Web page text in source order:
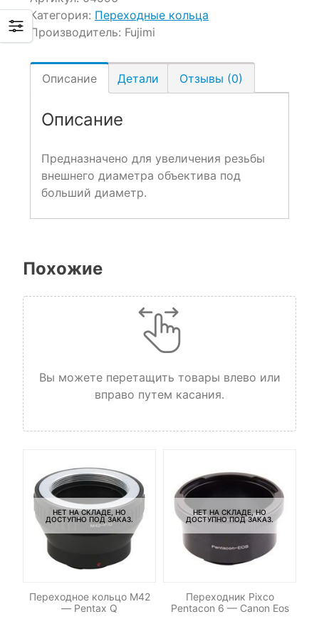
Категория: Переходные кольца
Производитель: Fujimi
Описание Детали Отзывы (0)
Описание
Предназначено для увеличения резьбы
внешнего диаметра объектива под
больший диаметр.
Похожие
Вы можете перетащить товары влево или
вправо путем касания.
НЕТ НА СКЛАДЕ, НО
ДОСТУПНО ПОД ЗАКАЗ.
Переходное кольцо M42
— Pentax Q
НЕТ НА СКЛАДЕ, НО
ДОСТУПНО ПОД ЗАКАЗ.
Переходник Pixco
Pentacon 6 — Canon Eos